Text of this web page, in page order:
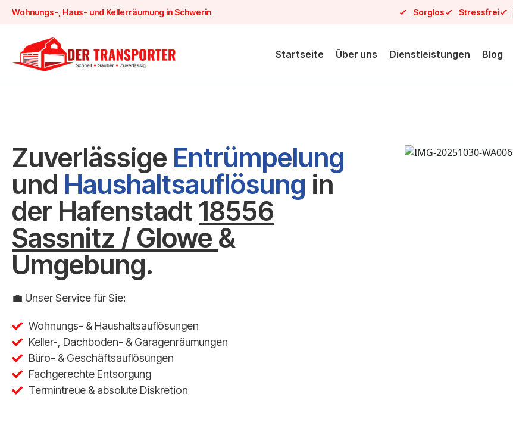
Wohnungs-, Haus- und Kellerräumung in Schwerin Sorglos Stressfrei
Startseite Über uns Dienstleistungen Blog
Zuverlässige Entrümpelung
und Haushaltsauflösung in
der Hafenstadt 18556
Sassnitz / Glowe &
Umgebung.
💼 Unser Service für Sie:
Wohnungs- & Haushaltsauflösungen
Keller-, Dachboden- & Garagenräumungen
Büro- & Geschäftsauflösungen
Fachgerechte Entsorgung
Termintreue & absolute Diskretion